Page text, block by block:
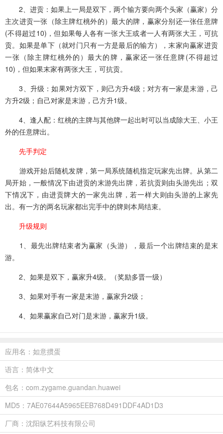
2、进贡：如果上一局是双下，两个输方要向两个头家（赢家）分
主次进贡一张（除主牌红桃外的）最大的牌，赢家分别还一张任意牌
(不得超过10)，但如果每人各有一张大王或者一人有两张大王，可抗
贡。如果是单下（就对门只有一方是最后的输方），末家向赢家进贡
一张（除主牌红桃外的）最大的牌，赢家还一张任意牌(不得超过
10)，但如果末家有两张大王，可抗贡。
3、升级：如果对方双下，则己方升4级；对方有一家是末游，己
方升2级；自己对家是末游，己方升1级。
4、逢人配：红桃的主牌与其他牌一起出时可以当成除大王、小王
外的任意牌出。
先手判定
游戏开始后随机发牌，第一局系统随机指定玩家先出牌。从第二
局开始，一般情况下由进贡的末游先出牌，若抗贡则由头游先出；双
下情况下，由进贡牌大的一家先出牌，若一样大则由头游的上家先
出。有一方的两名玩家都出完手中的牌则本局结束。
升级规则
1、最先出牌结束者为赢家（头游），最后一个出牌结束的是末
游。
2、如果是双下，赢家升4级。（奖励多晋一级）
3、如果对手有一家是末游，赢家升2级；
4、如果赢家自己对门是末游，赢家升1级。
应用名：如意掼蛋
语言：简体中文
包名：com.zygame.guandan.huawei
MD5：7AE07644A5965EEB768D491DDF4AD1D3
厂商：沈阳纵艺科技有限公司